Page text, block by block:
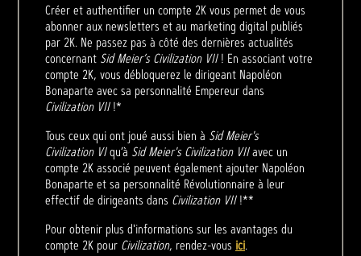
Créer et authentifier un compte 2K vous permet de vous
abonner aux newsletters et au marketing digital publiés
par 2K. Ne passez pas à côté des dernières actualités
concernant Sid Meier’s Civilization VII! En associant votre
compte 2K, vous débloquerez le dirigeant Napoléon
Bonaparte avec sa personnalité Empereur dans
Civilization VII!*
Tous ceux qui ont joué aussi bien à Sid Meier's
Civilization VIqu’à Sid Meier's Civilization VIIavec un
compte 2K associé peuvent également ajouter Napoléon
Bonaparte et sa personnalité Révolutionnaire à leur
effectif de dirigeants dans Civilization VII!**
Pour obtenir plus d'informations sur les avantages du
compte 2K pour Civilization, rendez-vous ici.